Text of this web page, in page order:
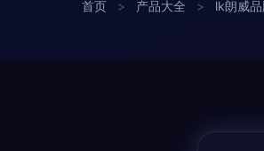
首页 > 产品大全 > lk朗威